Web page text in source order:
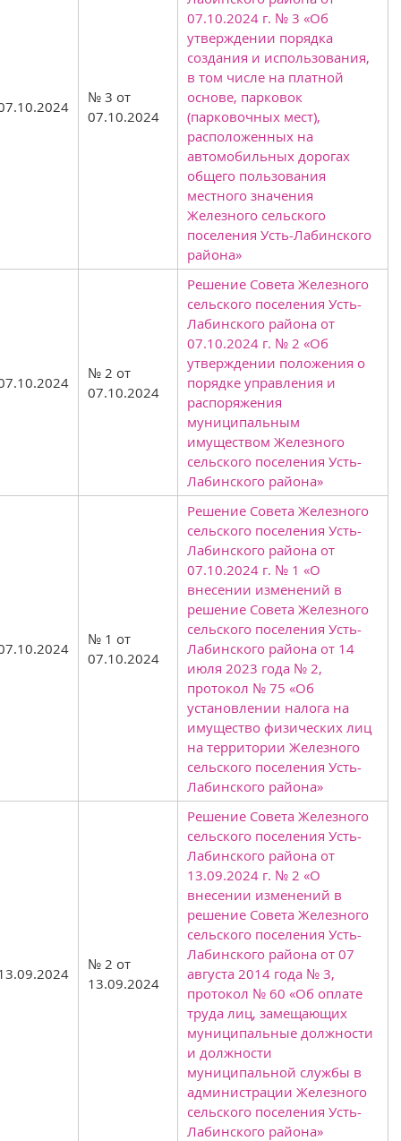
№ 3 от
07.10.2024
07.10.2024 г. № 3 «Об
утверждении порядка
создания и использования,
в том числе на платной
основе, парковок
(парковочных мест),
расположенных на
автомобильных дорогах
общего пользования
местного значения
Железного сельского
поселения Усть-Лабинского
района»
№ 2 от
07.10.2024
Решение Совета Железного
сельского поселения Усть-
Лабинского района от
07.10.2024 г. № 2 «Об
утверждении положения о
порядке управления и
распоряжения
муниципальным
имуществом Железного
сельского поселения Усть-
Лабинского района»
№ 1 от
07.10.2024
Решение Совета Железного
сельского поселения Усть-
Лабинского района от
07.10.2024 г. № 1 «О
внесении изменений в
решение Совета Железного
сельского поселения Усть-
Лабинского района от 14
июля 2023 года № 2,
протокол № 75 «Об
установлении налога на
имущество физических лиц
на территории Железного
сельского поселения Усть-
Лабинского района»
№ 2 от
13.09.2024
Решение Совета Железного
сельского поселения Усть-
Лабинского района от
13.09.2024 г. № 2 «О
внесении изменений в
решение Совета Железного
сельского поселения Усть-
Лабинского района от 07
августа 2014 года № 3,
протокол № 60 «Об оплате
труда лиц, замещающих
муниципальные должности
и должности
муниципальной службы в
администрации Железного
сельского поселения Усть-
Лабинского района»